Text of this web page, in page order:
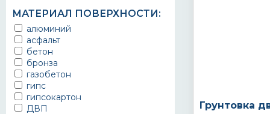
ворота
выхлопные системы
автомобилей
газопроводы
гараж
гидротехнические сооружения
городской транспорт
грузовые вагоны
двери металлические
МАТЕРИАЛ ПОВЕРХНОСТИ:
алюминий
асфальт
бетон
бронза
газобетон
гипс
гипсокартон
ДВП
Грунтовка